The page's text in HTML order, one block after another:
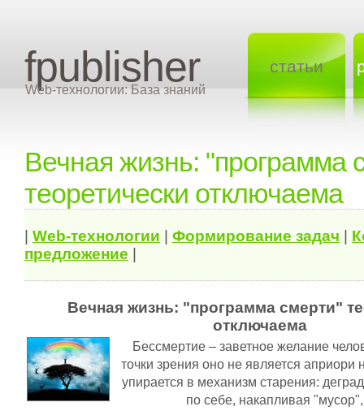
fpublisher
Web-технологии: База знаний
статьи
Вечная жизнь: "программа
теоретически отключаема
Web-технологии Формирование задач
предложение
Вечная жизнь: "программа смерти"
отключаема
Бессмертие – заветное желание
точки зрения оно не является
упирается в механизм старения:
по себе, накапливая